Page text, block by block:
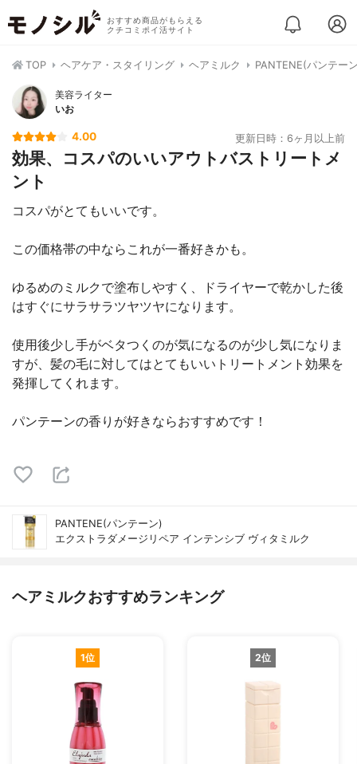
おすすめ商品がもらえる
クチコミポイ活サイト
TOP ヘアケア・スタイリング ヘアミルク PANTENE(パンテー
美容ライター
いお
4.00 更新日時：6ヶ月以上前
効果、コスパのいいアウトバストリートメ
ント
コスパがとてもいいです。
この価格帯の中ならこれが一番好きかも。
ゆるめのミルクで塗布しやすく、ドライヤーで乾かした後
はすぐにサラサラツヤツヤになります。
使用後少し手がベタつくのが気になるのが少し気になりま
すが、髪の毛に対してはとてもいいトリートメント効果を
発揮してくれます。
パンテーンの香りが好きならおすすめです！
PANTENE(パンテーン)
エクストラダメージリペア インテンシブ ヴィタミルク
ヘアミルクおすすめランキング
1位 2位